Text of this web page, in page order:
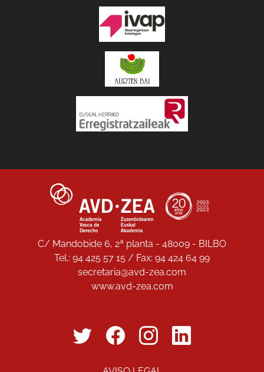
C/ Mandobide 6, 2ª planta - 48009 - BILBO
Tel.: 94 425 57 15 / Fax: 94 424 64 99
secretaria@avd-zea.com
www.avd-zea.com